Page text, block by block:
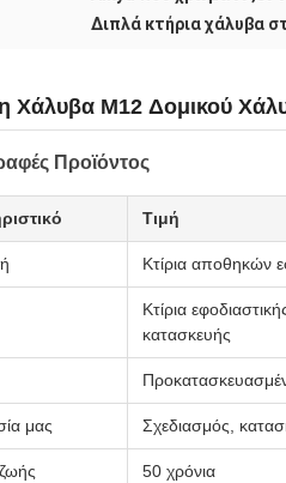
Διπλά κτήρια χάλυβα
Χάλυβα M12 Δομικού
Προϊόντος
Τιμή
Κτίρια αποθηκών
Κτίρια
κατασκευής
μας Σχεδιασμός,
50 χρόνια